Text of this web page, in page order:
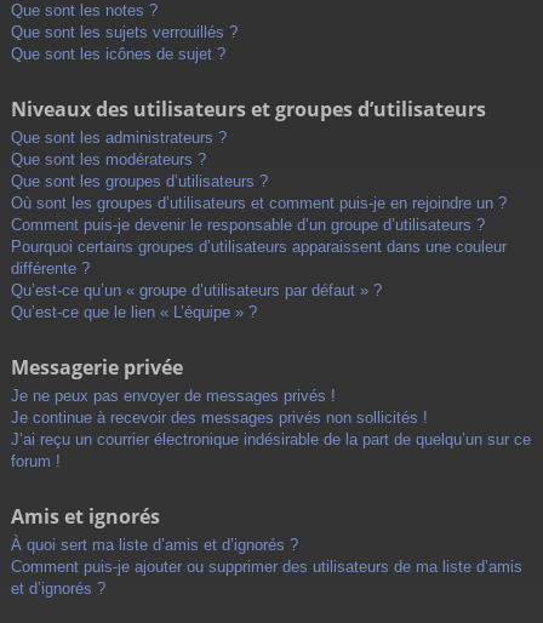
Que sont les notes ?
Que sont les sujets verrouillés ?
Que sont les icônes de sujet ?
Niveaux des utilisateurs et groupes d’utilisateurs
Que sont les administrateurs ?
Que sont les modérateurs ?
Que sont les groupes d’utilisateurs ?
Où sont les groupes d’utilisateurs et comment puis-je en rejoindre un ?
Comment puis-je devenir le responsable d’un groupe d’utilisateurs ?
Pourquoi certains groupes d’utilisateurs apparaissent dans une couleur
différente ?
Qu’est-ce qu’un « groupe d’utilisateurs par défaut » ?
Qu’est-ce que le lien « L’équipe » ?
Messagerie privée
Je ne peux pas envoyer de messages privés !
Je continue à recevoir des messages privés non sollicités !
J’ai reçu un courrier électronique indésirable de la part de quelqu’un sur ce
forum !
Amis et ignorés
À quoi sert ma liste d’amis et d’ignorés ?
Comment puis-je ajouter ou supprimer des utilisateurs de ma liste d’amis
et d’ignorés ?